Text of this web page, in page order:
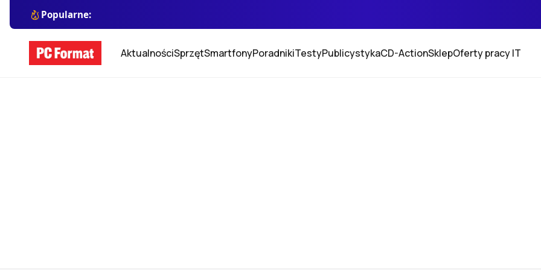
Popularne:
AktualnościSprzętSmartfonyPoradnikiTestyPublicystykaCD-ActionSklepOferty pracy IT